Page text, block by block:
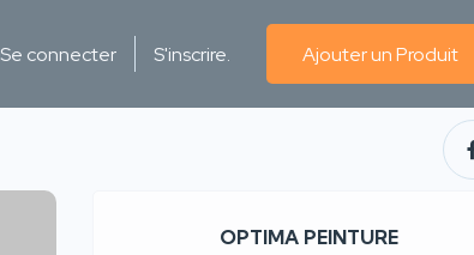
Se connecter S'inscrire. Ajouter un Produit
OPTIMA PEINTURE